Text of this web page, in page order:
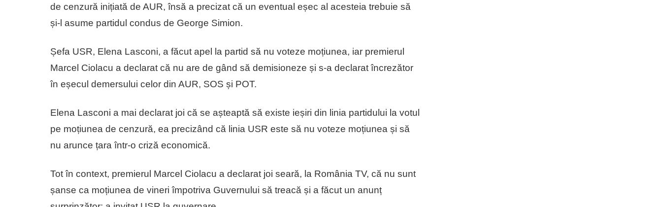
de cenzură inițiată de AUR, însă a precizat că un eventual eșec al acesteia trebuie să
și-l asume partidul condus de George Simion.
Șefa USR, Elena Lasconi, a făcut apel la partid să nu voteze moțiunea, iar premierul
Marcel Ciolacu a declarat că nu are de gând să demisioneze și s-a declarat încrezător
în eșecul demersului celor din AUR, SOS și POT.
Elena Lasconi a mai declarat joi că se așteaptă să existe ieșiri din linia partidului la votul
pe moțiunea de cenzură, ea precizând că linia USR este să nu voteze moțiunea și să
nu arunce țara într-o criză economică.
Tot în context, premierul Marcel Ciolacu a declarat joi seară, la România TV, că nu sunt
șanse ca moțiunea de vineri împotriva Guvernului să treacă și a făcut un anunț